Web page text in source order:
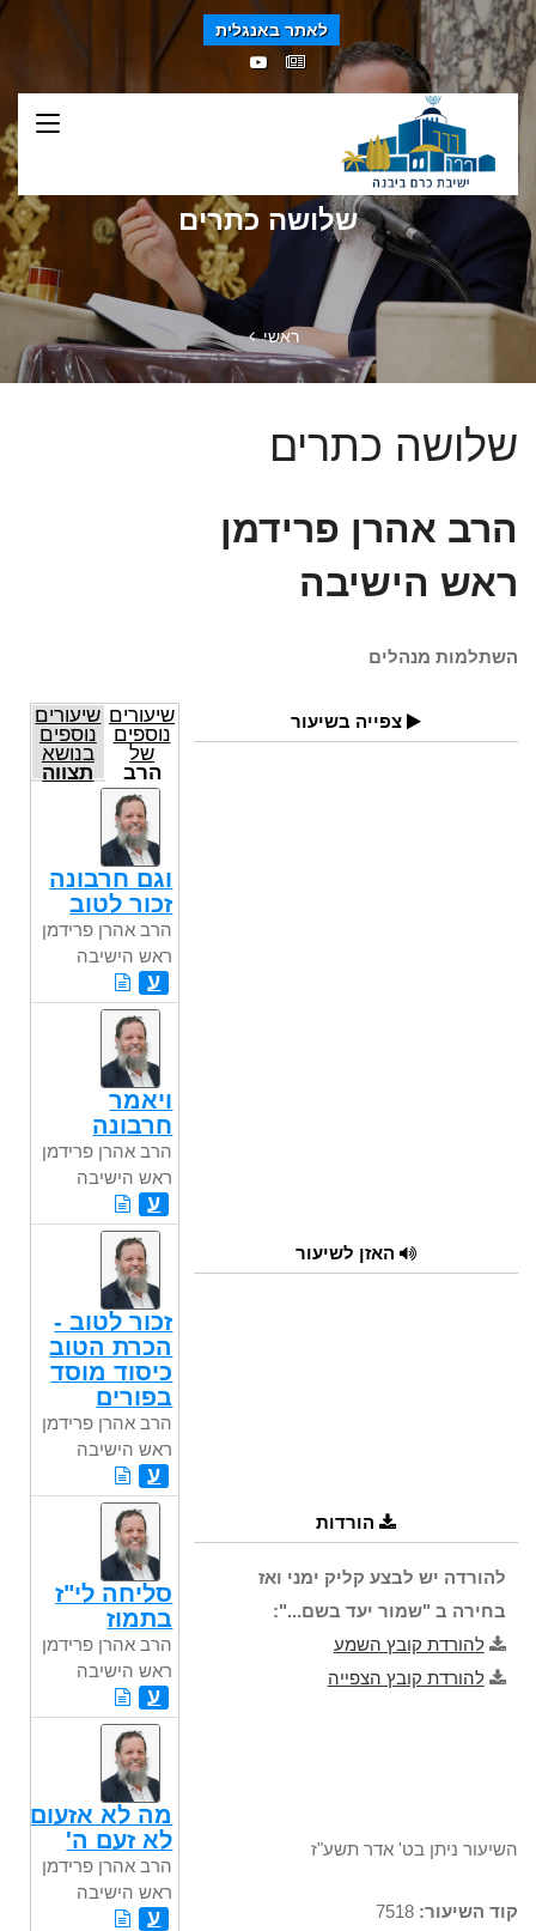
לאתר באנגלית
שלושה כתרים
ראשי
שלושה כתרים
הרב אהרן פרידמן
ראש הישיבה
השתלמות מנהלים
צפייה בשיעור
האזן לשיעור
הורדות
להורדה יש לבצע קליק ימני ואז
בחירה ב "שמור יעד בשם...":
להורדת קובץ השמע
להורדת קובץ הצפייה
השיעור ניתן בט' אדר תשע"ז
קוד השיעור:
שיעורים
נוספים
של
הרב
אהרן
פרידמן
ראש
הישיבה
שיעורים
נוספים
בנושא
תצווה
וגם חרבונה
זכור לטוב
הרב אהרן פרידמן
ראש הישיבה
ע
ויאמר
חרבונה
הרב אהרן פרידמן
ראש הישיבה
ע
זכור לטוב -
הכרת הטוב
כיסוד מוסד
בפורים
הרב אהרן פרידמן
ראש הישיבה
ע
סליחה לי"ז
בתמוז
הרב אהרן פרידמן
ראש הישיבה
ע
מה לא אזעום
לא זעם ה'
הרב אהרן פרידמן
ראש הישיבה
ע